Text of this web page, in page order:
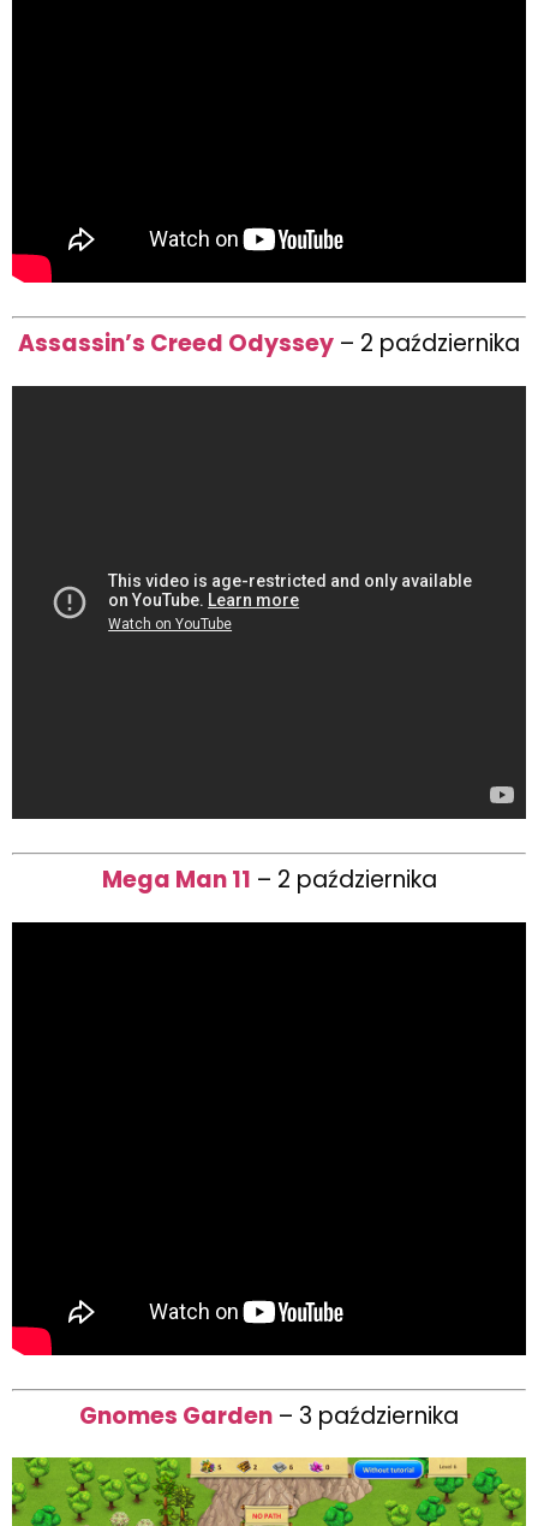
Assassin’s Creed Odyssey – 2 października
Mega Man 11 – 2 października
Gnomes Garden – 3 października